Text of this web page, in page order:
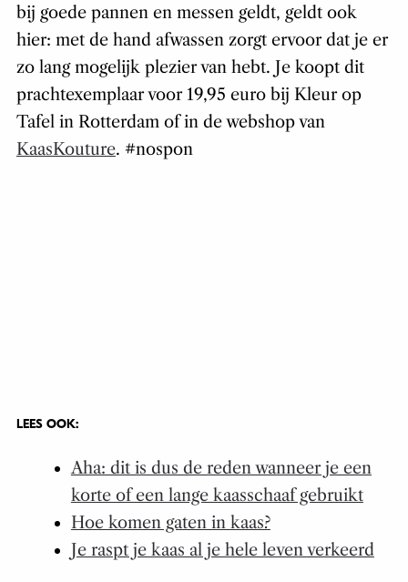
bij goede pannen en messen geldt, geldt ook
hier: met de hand afwassen zorgt ervoor dat je er
zo lang mogelijk plezier van hebt. Je koopt dit
prachtexemplaar voor 19,95 euro bij Kleur op
Tafel in Rotterdam of in de webshop van
KaasKouture. #nospon
LEES OOK:
Aha: dit is dus de reden wanneer je een
korte of een lange kaasschaaf gebruikt
Hoe komen gaten in kaas?
Je raspt je kaas al je hele leven verkeerd